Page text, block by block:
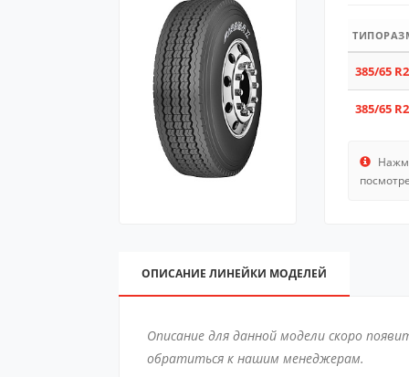
385/65
385/65
ОПИСАНИЕ ЛИНЕЙКИ МОДЕЛЕЙ
Описание для данной модели скоро
обратиться к нашим менеджерам.